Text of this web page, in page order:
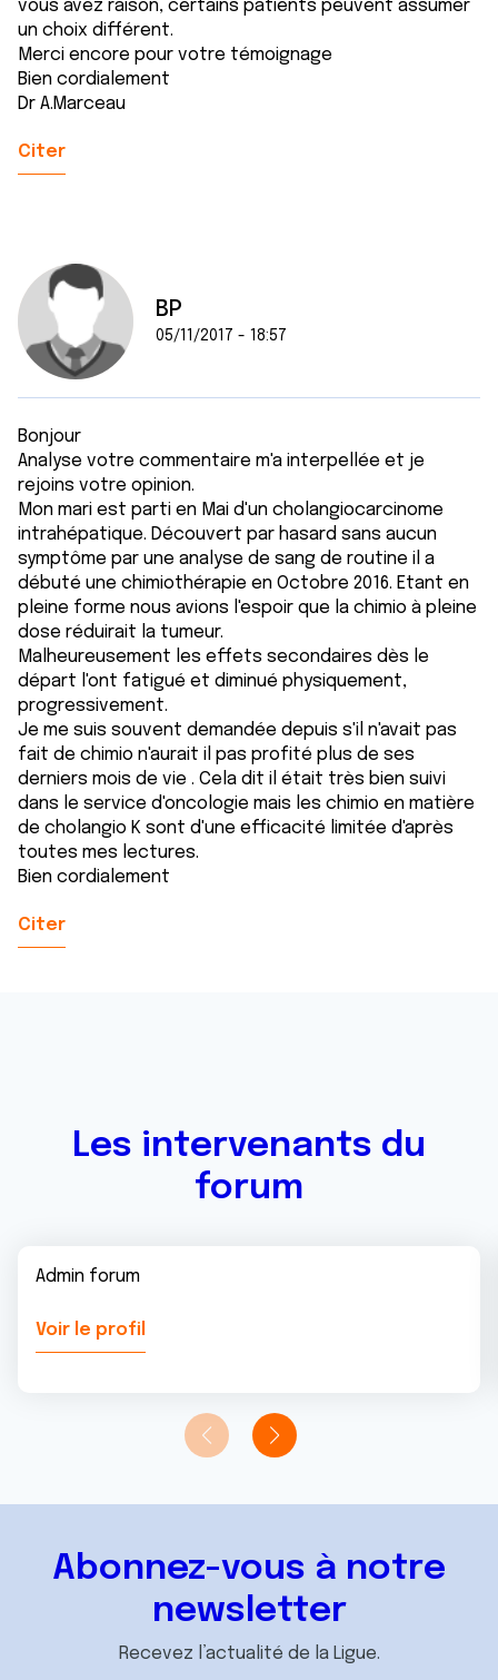
ou qu'ils ont collectées lors de votre utilisation de leurs
services.
vous avez raison, certains patients peuvent assumer
un choix différent.
Merci encore pour votre témoignage
Bien cordialement
Dr A.Marceau
Citer
BP
05/11/2017 - 18:57
Bonjour
Analyse votre commentaire m'a interpellée et je
rejoins votre opinion.
Mon mari est parti en Mai d'un cholangiocarcinome
intrahépatique. Découvert par hasard sans aucun
symptôme par une analyse de sang de routine il a
débuté une chimiothérapie en Octobre 2016. Etant en
pleine forme nous avions l'espoir que la chimio à pleine
dose réduirait la tumeur.
Malheureusement les effets secondaires dès le
départ l'ont fatigué et diminué physiquement,
progressivement.
Je me suis souvent demandée depuis s'il n'avait pas
fait de chimio n'aurait il pas profité plus de ses
derniers mois de vie . Cela dit il était très bien suivi
dans le service d'oncologie mais les chimio en matière
de cholangio K sont d'une efficacité limitée d'après
toutes mes lectures.
Bien cordialement
Citer
Les intervenants du
forum
Admin forum
Voir le profil
Abonnez-vous à notre
newsletter
Recevez l’actualité de la Ligue.